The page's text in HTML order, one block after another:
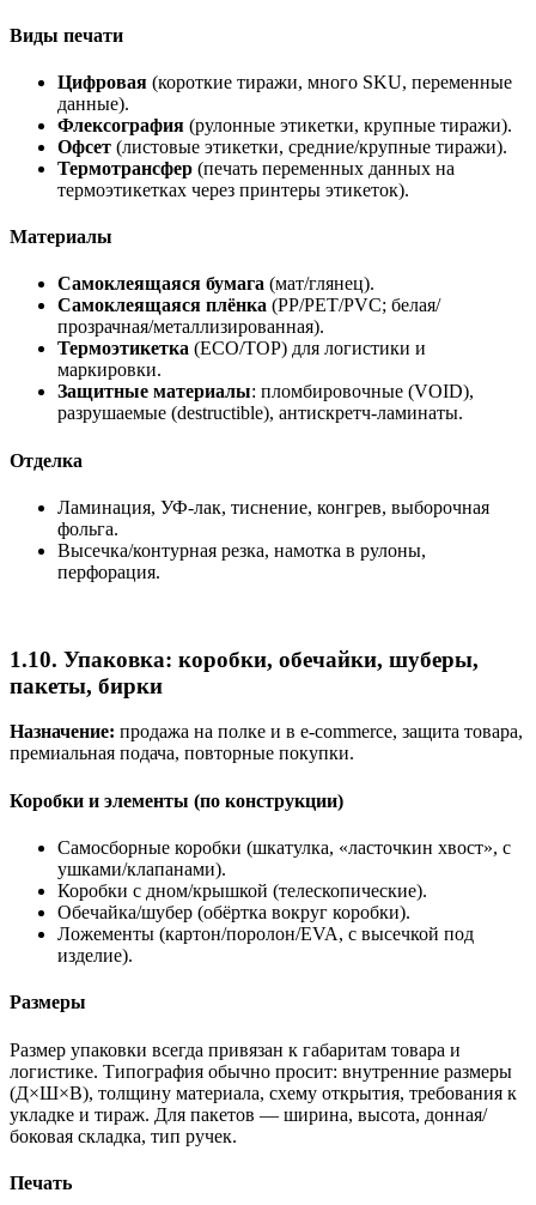
Виды печати
Цифровая (короткие тиражи, много SKU, переменные
данные).
Флексография (рулонные этикетки, крупные тиражи).
Офсет (листовые этикетки, средние/крупные тиражи).
Термотрансфер (печать переменных данных на
термоэтикетках через принтеры этикеток).
Материалы
Самоклеящаяся бумага (мат/глянец).
Самоклеящаяся плёнка (PP/PET/PVC; белая/
прозрачная/металлизированная).
Термоэтикетка (ECO/TOP) для логистики и
маркировки.
Защитные материалы: пломбировочные (VOID),
разрушаемые (destructible), антискретч-ламинаты.
Отделка
Ламинация, УФ-лак, тиснение, конгрев, выборочная
фольга.
Высечка/контурная резка, намотка в рулоны,
перфорация.
1.10. Упаковка: коробки, обечайки, шуберы,
пакеты, бирки
Назначение: продажа на полке и в e-commerce, защита товара,
премиальная подача, повторные покупки.
Коробки и элементы (по конструкции)
Самосборные коробки (шкатулка, «ласточкин хвост», с
ушками/клапанами).
Коробки с дном/крышкой (телескопические).
Обечайка/шубер (обёртка вокруг коробки).
Ложементы (картон/поролон/EVA, с высечкой под
изделие).
Размеры
Размер упаковки всегда привязан к габаритам товара и
логистике. Типография обычно просит: внутренние размеры
(Д×Ш×В), толщину материала, схему открытия, требования к
укладке и тираж. Для пакетов — ширина, высота, донная/
боковая складка, тип ручек.
Печать